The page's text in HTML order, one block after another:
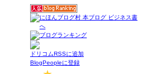
ドリコムRSSに追加
BlogPeopleに登録